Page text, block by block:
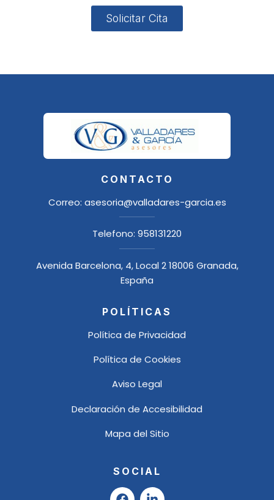
Solicitar Cita
CONTACTO
Correo: asesoria@valladares-garcia.es
Telefono: 958131220
Avenida Barcelona, 4, Local 2 18006 Granada,
España
POLÍTICAS
Política de Privacidad
Política de Cookies
Aviso Legal
Declaración de Accesibilidad
Mapa del Sitio
SOCIAL
F
L